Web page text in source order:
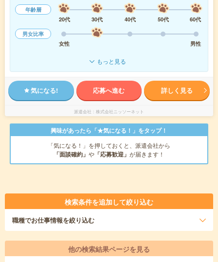
年齢層
20代
30代 40代 50代
60代
男女比率
女性
男性
もっと見る
気になる! 応募へ進む 詳しく見る
派遣会社 株式会社ニッソーネット
興味があったら「★気になる！」をタップ！
「気になる！」を押しておくと、派遣会社から
「面談確約」 や 「応募歓迎」 が届きます！
検索条件を追加して絞り込む
職種でお仕事情報を絞り込む
他の検索結果ページを見る